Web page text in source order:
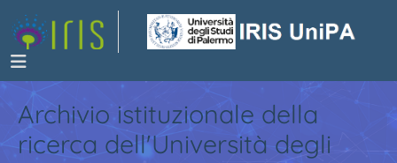
Archivio istituzionale della
ricerca dell'Università degli